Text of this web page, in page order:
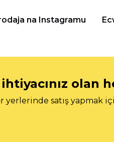
na Instagramu
olan
yerlerinde satış yapmak